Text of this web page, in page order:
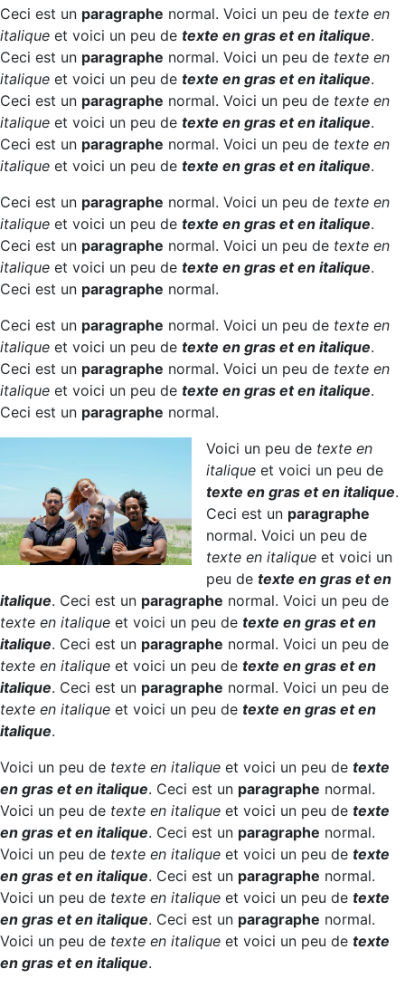
Ceci est un paragraphe normal. Voici un peu de texte en
italique et voici un peu de texte en gras et en italique.
Ceci est un paragraphe normal. Voici un peu de texte en
italique et voici un peu de texte en gras et en italique.
Ceci est un paragraphe normal. Voici un peu de texte en
italique et voici un peu de texte en gras et en italique.
Ceci est un paragraphe normal. Voici un peu de texte en
italique et voici un peu de texte en gras et en italique.
Ceci est un paragraphe normal. Voici un peu de texte en
italique et voici un peu de texte en gras et en italique.
Ceci est un paragraphe normal. Voici un peu de texte en
italique et voici un peu de texte en gras et en italique.
Ceci est un paragraphe normal.
Ceci est un paragraphe normal. Voici un peu de texte en
italique et voici un peu de texte en gras et en italique.
Ceci est un paragraphe normal. Voici un peu de texte en
italique et voici un peu de texte en gras et en italique.
Ceci est un paragraphe normal.
Voici un peu de texte en
italique et voici un peu de
texte en gras et en italique.
Ceci est un paragraphe
normal. Voici un peu de
texte en italique et voici un
peu de texte en gras et en
italique. Ceci est un paragraphe normal. Voici un peu de
texte en italique et voici un peu de texte en gras et en
italique. Ceci est un paragraphe normal. Voici un peu de
texte en italique et voici un peu de texte en gras et en
italique. Ceci est un paragraphe normal. Voici un peu de
texte en italique et voici un peu de texte en gras et en
italique.
Voici un peu de texte en italique et voici un peu de texte
en gras et en italique. Ceci est un paragraphe normal.
Voici un peu de texte en italique et voici un peu de texte
en gras et en italique. Ceci est un paragraphe normal.
Voici un peu de texte en italique et voici un peu de texte
en gras et en italique. Ceci est un paragraphe normal.
Voici un peu de texte en italique et voici un peu de texte
en gras et en italique. Ceci est un paragraphe normal.
Voici un peu de texte en italique et voici un peu de texte
en gras et en italique.